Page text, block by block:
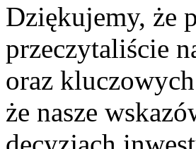
Dziękujemy, że
przeczytaliście
oraz
że nasze